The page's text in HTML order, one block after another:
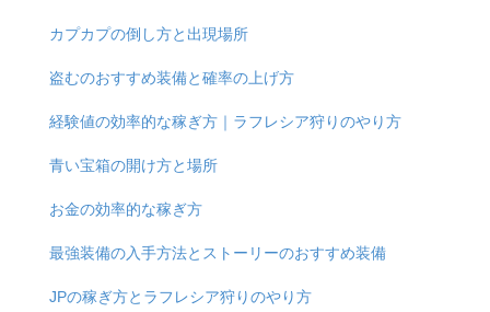
カプカプの倒し方と出現場所
盗むのおすすめ装備と確率の上げ方
経験値の効率的な稼ぎ方｜ラフレシア狩りのやり方
青い宝箱の開け方と場所
お金の効率的な稼ぎ方
最強装備の入手方法とストーリーのおすすめ装備
JPの稼ぎ方とラフレシア狩りのやり方